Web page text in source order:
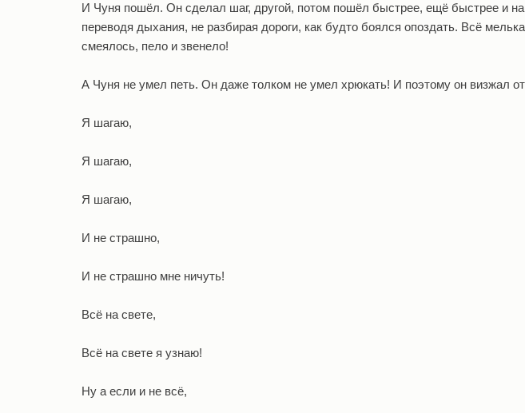
И Чуня пошёл. Он сделал шаг, другой, потом пошёл быстрее, ещё быстрее и
переводя дыхания, не разбирая дороги, как будто боялся опоздать. Всё
смеялось, пело и звенело!
А Чуня не умел петь. Он даже толком не умел хрюкать! И поэтому он визжал от
Я шагаю,
Я шагаю,
Я шагаю,
И не страшно,
И не страшно мне ничуть!
Всё на свете,
Всё на свете я узнаю!
Ну а если и не всё,